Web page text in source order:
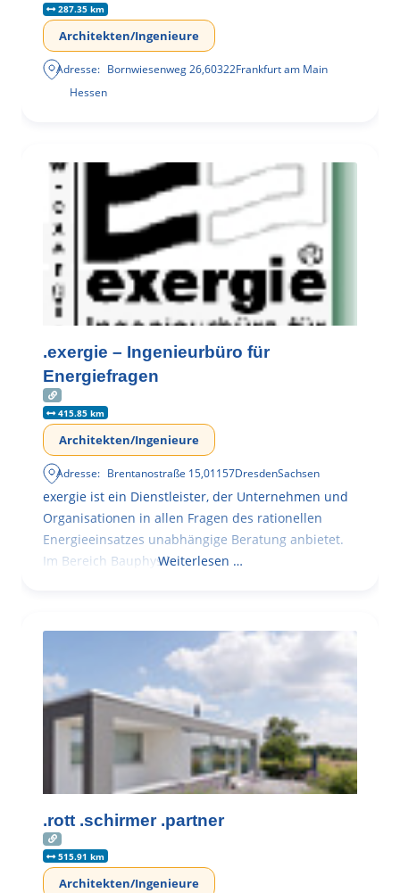
287.35 km
Architekten/Ingenieure
Adresse: Bornwiesenweg 26,60322Frankfurt am Main
Hessen
.exergie – Ingenieurbüro für
Energiefragen
415.85 km
Architekten/Ingenieure
Adresse: Brentanostraße 15,01157DresdenSachsen
exergie ist ein Dienstleister, der Unternehmen und
Organisationen in allen Fragen des rationellen
Energieeinsatzes unabhängige Beratung anbietet.
Im Bereich BauphysikWeiterlesen …
.rott .schirmer .partner
515.91 km
Architekten/Ingenieure